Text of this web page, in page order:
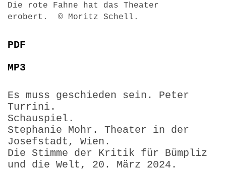
Die rote Fahne hat das Theater
erobert. © Moritz Schell.
PDF
MP3
Es muss geschieden sein. Peter
Turrini.
Schauspiel.
Stephanie Mohr. Theater in der
Josefstadt, Wien.
Die Stimme der Kritik für Bümpliz
und die Welt, 20. März 2024.